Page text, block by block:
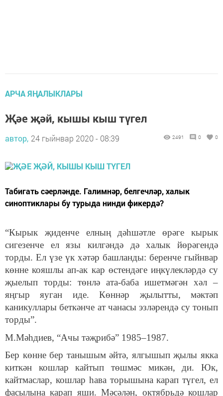
АРЧА ЯҢАЛЫКЛАРЫ
Җәе җәй, кышы кыш түгел
автор, 24 гыйнвар 2020 - 08:39 2491 0 0
Табигать сәерләнде. Галимнәр, белгечләр, халык
синоптиклары бу турыда нинди фикердә?
“Кырык җиденче елның дәһшәтле өрәге кырык
сигезенче ел язы килгәндә дә халык йөрәгендә
торды. Ел үзе үк хәтәр башланды: беренче гыйнвар
көнне кояшлы ап-ак кар өстендәге иңкүлекләрдә су
җыелып торды: төнлә ата-баба ишетмәгән хәл –
яңгыр яуган иде. Көннәр җылытты, мәктәп
каникуллары беткәнче ат чанасы эзләрендә су тонып
торды”.
М.Мәһдиев, “Ачы тәҗрибә” 1985–1987.
Бер көнне бер танышым әйтә, ялгышып җылы якка
киткән кошлар кайтып төшмәс микән, ди. Юк,
кайтмаслар, кошлар һава торышына карап түгел, ел
фасылына карап яши. Мәсәлән, октябрьдә кошлар